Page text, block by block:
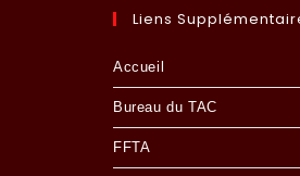
Liens
Accueil
Bureau du TAC
FFTA